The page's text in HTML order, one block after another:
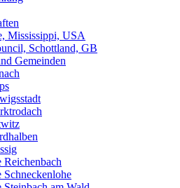
Mississippi, USA
Schottland, GB
Gemeinden
Reichenbach
Schneckenlohe